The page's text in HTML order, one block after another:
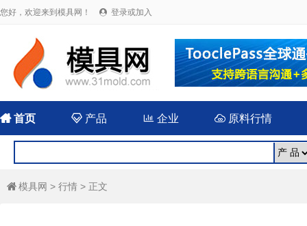
您好，欢迎来到模具网！  登录或加入
首页  产品 企业 原料行情
 模具网 > 行情 > 正文